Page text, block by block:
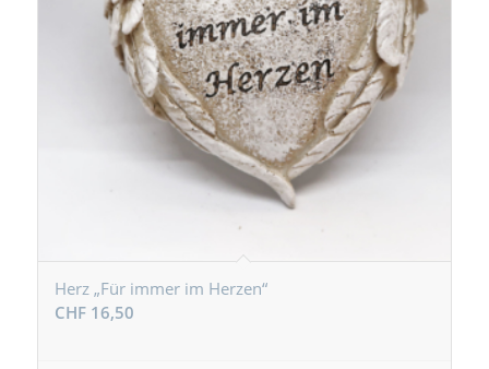
Herz „Für immer im Herzen“
CHF16,50